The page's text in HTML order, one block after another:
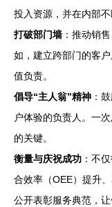
投入资源，并在内部不
打破部门墙：推动销
如，建立跨部门的客
值负责。
倡导“主人翁”精神 ：
户体验的负责人。一
的关键。
衡量与庆祝成功 ：不
合效率（OEE）提升
公开表彰服务典范，让